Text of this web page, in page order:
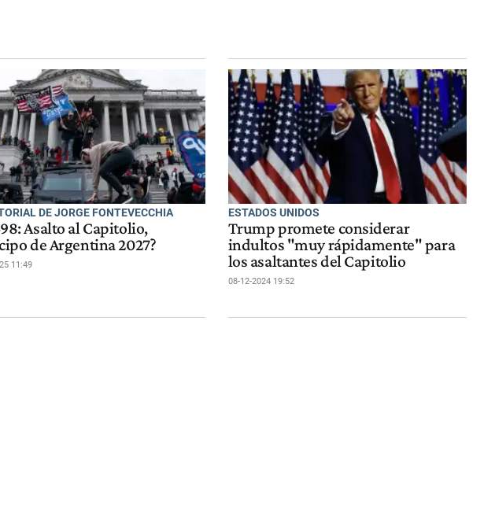
DE JORGE FONTEVECCHIA
Asalto al Capitolio,
de Argentina 2027?
11:49
ESTADOS UNIDOS
Trump promete considerar
indultos "muy rápidamente" para
los asaltantes del Capitolio
08-12-2024 19:52